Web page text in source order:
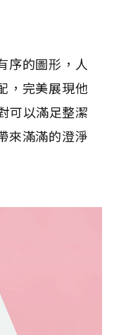
序的圖形，人
，完美展現他
可以滿足整潔
來滿滿的澄淨